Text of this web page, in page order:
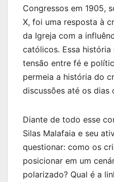
Congressos em 1905,
X, foi uma resposta à
da Igreja com a
católicos. Essa história
tensão entre fé e
permeia a história do
discussões até os dias
Diante de todo esse
Silas Malafaia e seu
questionar: como os
posicionar em um
polarizado? Qual é a